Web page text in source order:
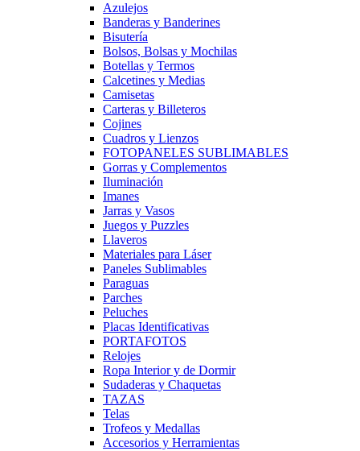
Azulejos
Banderas y Banderines
Bisutería
Bolsos, Bolsas y Mochilas
Botellas y Termos
Calcetines y Medias
Camisetas
Carteras y Billeteros
Cojines
Cuadros y Lienzos
FOTOPANELES SUBLIMABLES
Gorras y Complementos
Iluminación
Imanes
Jarras y Vasos
Juegos y Puzzles
Llaveros
Materiales para Láser
Paneles Sublimables
Paraguas
Parches
Peluches
Placas Identificativas
PORTAFOTOS
Relojes
Ropa Interior y de Dormir
Sudaderas y Chaquetas
TAZAS
Telas
Trofeos y Medallas
Accesorios y Herramientas